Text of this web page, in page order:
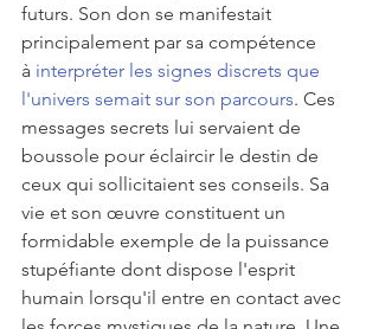
futurs. Son don se manifestait
principalement par sa compétence
à interpréter les signes discrets que
l'univers semait sur son parcours. Ces
messages secrets lui servaient de
boussole pour éclaircir le destin de
ceux qui sollicitaient ses conseils. Sa
vie et son œuvre constituent un
formidable exemple de la puissance
stupéfiante dont dispose l'esprit
humain lorsqu'il entre en contact avec